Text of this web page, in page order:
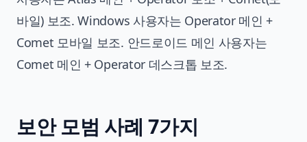
바일) 보조. Windows 사용자는 Operator 메인 +
Comet 모바일 보조. 안드로이드 메인 사용자는
Comet 메인 + Operator 데스크톱 보조.
보안 모범 사례 7가지